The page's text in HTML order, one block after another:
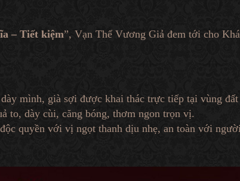
– Tiết kiệm”, Vạn Thế Vương Giả đem tới cho
mình, già sợi được khai thác trực tiếp tại vùng
to, dày cùi, căng bóng, thơm ngon trọn vị.
quyền với vị ngọt thanh dịu nhẹ, an toàn với